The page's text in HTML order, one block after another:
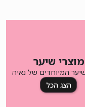
מוצרי שיער
המיוחדים של נאיה
הצג הכל